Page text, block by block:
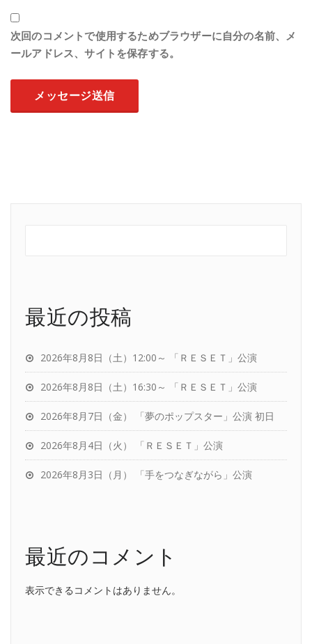
次回のコメントで使用するためブラウザーに自分の名前、メ
ールアドレス、サイトを保存する。
最近の投稿
2026年8月8日（土）12:00～ 「ＲＥＳＥＴ」公演
2026年8月8日（土）16:30～ 「ＲＥＳＥＴ」公演
2026年8月7日（金） 「夢のポップスター」公演 初日
2026年8月4日（火） 「ＲＥＳＥＴ」公演
2026年8月3日（月） 「手をつなぎながら」公演
最近のコメント
表示できるコメントはありません。